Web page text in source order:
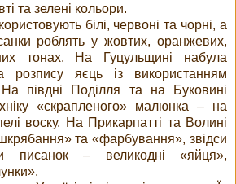
та зелені кольори.
білі, червоні та чорні, а
роблять у жовтих, оранжевих,
тонах. На Гуцульщині набула
розпису яєць із використанням
півдні Поділля та на Буковині
«скрапленого» малюнка – на
воску. На Прикарпатті та Волині
та «фарбування», звідси
писанок – великодні «яйця»,